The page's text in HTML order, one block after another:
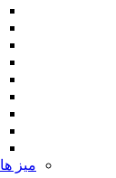
میز ها